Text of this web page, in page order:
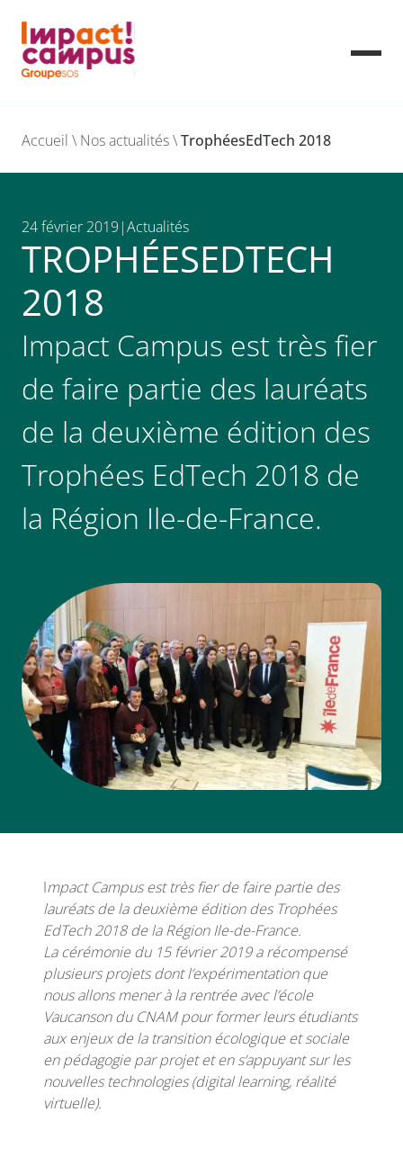
Accueil \ Nos actualités\TrophéesEdTech 2018
24 février 2019 Actualités
TROPHÉESEDTECH
2018
Impact Campus est très fier
de faire partie des lauréats
de la deuxième édition des
Trophées EdTech 2018 de
la Région Ile-de-France.
Impact Campus est très fier de faire partie des
lauréats de la deuxième édition des Trophées
EdTech 2018 de la Région Ile-de-France.
La cérémonie du 15 février 2019 a récompensé
plusieurs projets dont l’expérimentation que
nous allons mener à la rentrée avec l’école
Vaucanson du CNAM pour former leurs étudiants
aux enjeux de la transition écologique et sociale
en pédagogie par projet et en s’appuyant sur les
nouvelles technologies (digital learning, réalité
virtuelle).